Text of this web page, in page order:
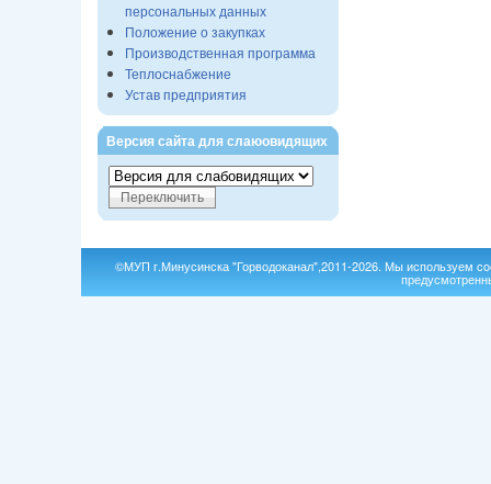
персональных данных
Положение о закупках
Производственная программа
Теплоснабжение
Устав предприятия
Версия сайта для слаюовидящих
©МУП г.Минусинска "Горводоканал",2011-2026. Мы используем